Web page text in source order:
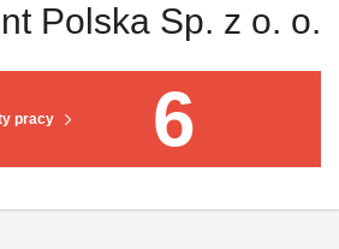
Polska Sp. z o. o.
pracy 6